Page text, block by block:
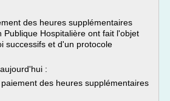
des heures supplémentaires
Publique Hospitalière ont fait l'objet
successifs et d'un protocole
:
des heures supplémentaires